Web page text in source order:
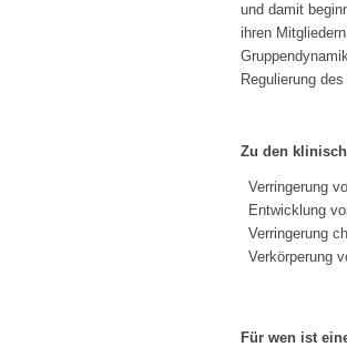
und damit
ihren
Regulierung
Zu den
Verringerung
Entwicklung
Verringerung
Verkörperung
Für wen ist